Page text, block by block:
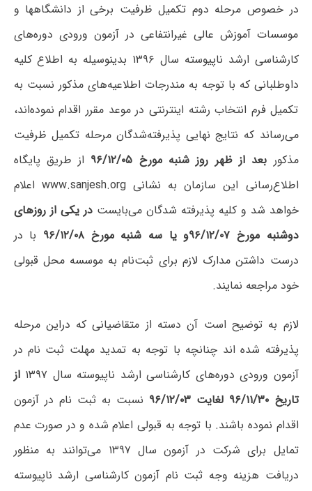
در خصوص مرحله دوم تکمیل ظرفیت برخی از دانشگاهها و
موسسات آموزش عالی غیرانتفاعی در آزمون ورودی دوره‌های
کارشناسی ارشد ناپیوسته سال ۱۳۹۶ بدینوسیله به اطلاع کلیه
داوطلبانی که با توجه به مندرجات اطلاعیه‌های مذکور نسبت به
تکمیل فرم انتخاب رشته اینترنتی در موعد مقرر اقدام نموده‌اند،
می‌رساند که نتایج نهایی پذیرفته‌شدگان مرحله تکمیل ظرفیت
مذکور بعد از ظهر روز شنبه مورخ ۹۶/۱۲/۰۵
از طریق پایگاه
اطلاع‌رسانی این سازمان به نشانی www.sanjesh.org اعلام
خواهد شد و کلیه پذیرفته شدگان می‌بایستدر یکی از روزهای
دوشنبه مورخ ۹۶/۱۲/۰۷و یا سه شنبه مورخ ۹۶/۱۲/۰۸
با در
درست داشتن مدارک لازم برای ثبت‌نام به موسسه محل قبولی
خود مراجعه نمایند.
لازم به توضیح است آن دسته از متقاضیانی که دراین مرحله
پذیرفته شده اند چنانچه با توجه به تمدید مهلت ثبت نام در
آزمون ورودی دوره‌های کارشناسی ارشد ناپیوسته سال ۱۳۹۷
از
تاریخ ۹۶/۱۱/۳۰ لغایت ۹۶/۱۲/۰۳
نسبت به ثبت نام در آزمون
اقدام نموده باشند. با توجه به قبولی اعلام شده و در صورت عدم
تمایل برای شرکت در آزمون سال ۱۳۹۷ می‌توانند به منظور
دریافت هزینه وجه ثبت نام آزمون کارشناسی ارشد ناپیوسته